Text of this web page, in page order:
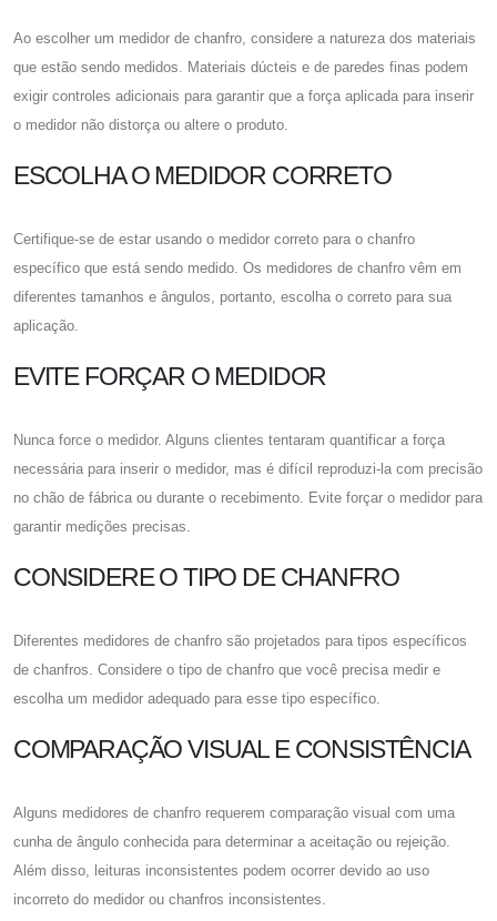
Ao escolher um medidor de chanfro, considere a natureza dos materiais
que estão sendo medidos. Materiais dúcteis e de paredes finas podem
exigir controles adicionais para garantir que a força aplicada para inserir
o medidor não distorça ou altere o produto.
ESCOLHA O MEDIDOR CORRETO
Certifique-se de estar usando o medidor correto para o chanfro
específico que está sendo medido. Os medidores de chanfro vêm em
diferentes tamanhos e ângulos, portanto, escolha o correto para sua
aplicação.
EVITE FORÇAR O MEDIDOR
Nunca force o medidor. Alguns clientes tentaram quantificar a força
necessária para inserir o medidor, mas é difícil reproduzi-la com precisão
no chão de fábrica ou durante o recebimento. Evite forçar o medidor para
garantir medições precisas.
CONSIDERE O TIPO DE CHANFRO
Diferentes medidores de chanfro são projetados para tipos específicos
de chanfros. Considere o tipo de chanfro que você precisa medir e
escolha um medidor adequado para esse tipo específico.
COMPARAÇÃO VISUAL E CONSISTÊNCIA
Alguns medidores de chanfro requerem comparação visual com uma
cunha de ângulo conhecida para determinar a aceitação ou rejeição.
Além disso, leituras inconsistentes podem ocorrer devido ao uso
incorreto do medidor ou chanfros inconsistentes.